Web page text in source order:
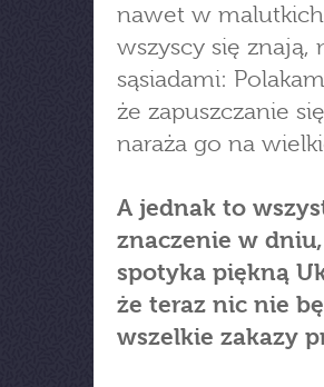
nawet w
wszyscy się znają,
sąsiadami:
że zapuszczanie
naraża go na
A jednak to
znaczenie w
spotyka piękną
że teraz nic nie
wszelkie zakazy